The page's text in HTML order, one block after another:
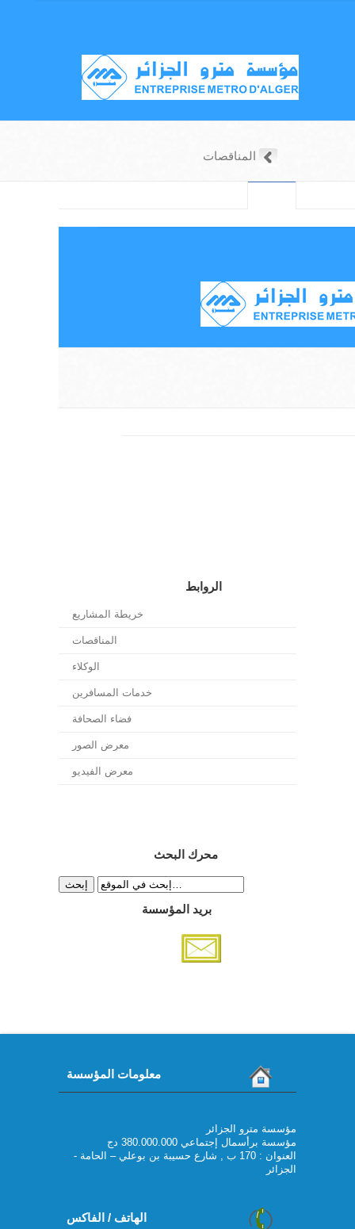
المناقصات
الروابط
خريطة المشاريع
المناقصات
الوكلاء
خدمات المسافرين
فضاء الصحافة
معرض الصور
معرض الفيديو
محرك البحث
بريد المؤسسة
معلومات المؤسسة
مؤسسة مترو الجزائر
مؤسسة برأسمال إجتماعي 380.000.000 دج
العنوان : 170 ب , شارع حسيبة بن بوعلي – الحامة -
الجزائر
الهاتف / الفاكس